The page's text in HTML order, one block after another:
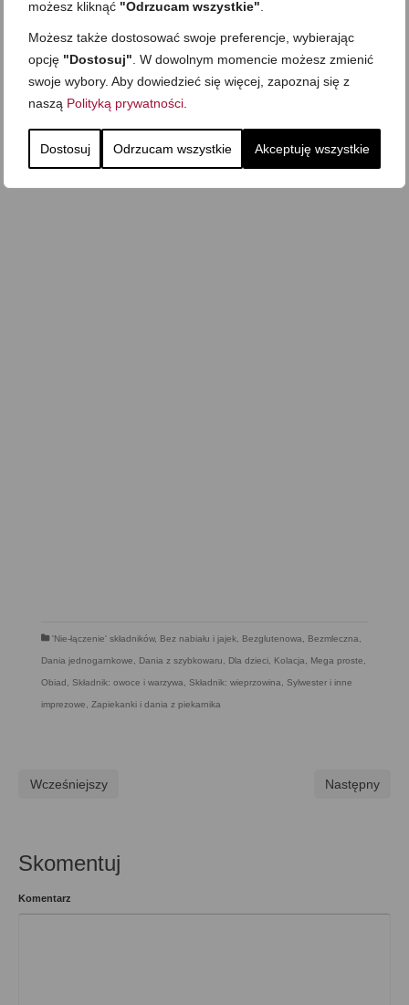
możesz kliknąć "Odrzucam wszystkie"
Możesz także dostosować swoje preferencje, wybierając
opcję "Dostosuj" . W dowolnym momencie możesz zmienić
swoje wybory. Aby dowiedzieć się więcej, zapoznaj się z
naszą Polityką prywatności
Dostosuj Odrzucam wszystkie Akceptuję wszystkie
'Nie-łączenie' składników, Bez nabiału i jajek Bezglutenowa Bezmleczna
Dania jednogarnkowe Dania z szybkowaru Dla dzieci Kolacja Mega proste
Obiad Składnik: owoce i warzywa Składnik: wieprzowina Sylwester i inne
imprezowe Zapiekanki i dania z piekarnika
Wcześniejszy Następny
Skomentuj
Komentarz